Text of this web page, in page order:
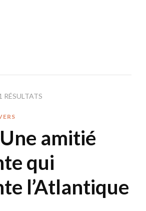
RÉSULTATS
amitié
qui
l’Atlantique